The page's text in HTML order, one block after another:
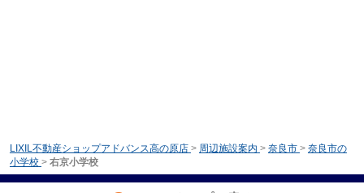
LIXIL不動産ショップアドバンス高の原店 > 周辺施設案内 > 奈良市 > 奈良市の
小学校 > 右京小学校